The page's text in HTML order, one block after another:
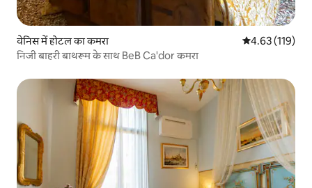
वेनिस में होटल का कमरा औसत रेटिंग 5 में से
4.63 (119)
निजी बाहरी बाथरूम के साथ BeB Ca'dor कमरा